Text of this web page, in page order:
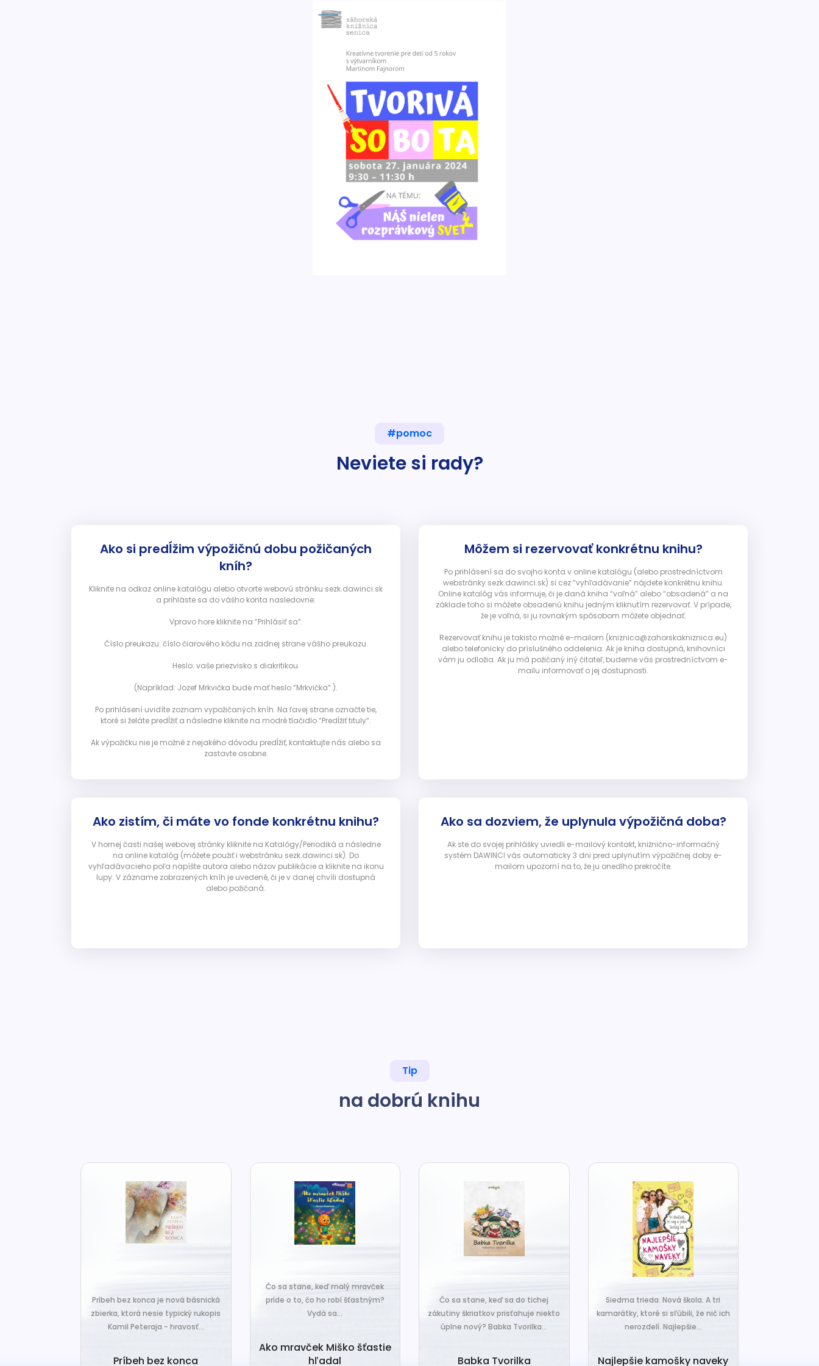
#pomoc
Neviete si rady?
Ako si predĺžim výpožičnú dobu požičaných
kníh?
Kliknite na odkaz online katalógu alebo otvorte webovú stránku sezk.dawinci.sk
a prihláste sa do vášho konta nasledovne:
Vpravo hore kliknite na “Prihlásiť sa”:
Číslo preukazu: číslo čiarového kódu na zadnej strane vášho preukazu.
Heslo: vaše priezvisko s diakritikou.
(Napríklad: Jozef Mrkvička bude mať heslo “Mrkvička”.).
Po prihlásení uvidíte zoznam vypožičaných kníh. Na ľavej strane označte tie,
ktoré si želáte predĺžiť a následne kliknite na modré tlačidlo “Predĺžiť tituly”.
Ak výpožičku nie je možné z nejakého dôvodu predĺžiť, kontaktujte nás alebo sa
zastavte osobne.
Môžem si rezervovať konkrétnu knihu?
Po prihlásení sa do svojho konta v online katalógu (alebo prostredníctvom
webstránky sezk.dawinci.sk) si cez “vyhľadávanie” nájdete konkrétnu knihu.
Online katalóg vás informuje, či je daná kniha “voľná” alebo “obsadená” a na
základe toho si môžete obsadenú knihu jedným kliknutím rezervovať. V prípade,
že je voľná, si ju rovnakým spôsobom môžete objednať.
Rezervovať knihu je takisto možné e-mailom (kniznica@zahorskakniznica.eu)
alebo telefonicky do príslušného oddelenia. Ak je kniha dostupná, knihovníci
vám ju odložia. Ak ju má požičaný iný čitateľ, budeme vás prostredníctvom e-
mailu informovať o jej dostupnosti.
Ako zistím, či máte vo fonde konkrétnu knihu?
V hornej časti našej webovej stránky kliknite na Katalógy/Periodiká a následne
na online katalóg (môžete použiť i webstránku sezk.dawinci.sk). Do
vyhľadávacieho poľa napíšte autora alebo názov publikácie a kliknite na ikonu
lupy. V zázname zobrazených kníh je uvedené, či je v danej chvíli dostupná
alebo požičaná.
Ako sa dozviem, že uplynula výpožičná doba?
Ak ste do svojej prihlášky uviedli e-mailový kontakt, knižnično-informačný
systém DAWINCI vás automaticky 3 dni pred uplynutím výpožičnej doby e-
mailom upozorní na to, že ju onedlho prekročíte.
Tip
na dobrú knihu
Príbeh bez konca je nová básnická
zbierka, ktorá nesie typický rukopis
Kamil Peteraja - hravosť...
Príbeh bez konca
Čo sa stane, keď malý mravček
príde o to, čo ho robí šťastným?
Vydá sa...
Ako mravček Miško šťastie
hľadal
Čo sa stane, keď sa do tichej
zákutiny škriatkov prisťahuje niekto
úplne nový? Babka Tvorilka...
Babka Tvorilka
Siedma trieda. Nová škola. A tri
kamarátky, ktoré si sľúbili, že nič ich
nerozdelí. Najlepšie...
Najlepšie kamošky naveky